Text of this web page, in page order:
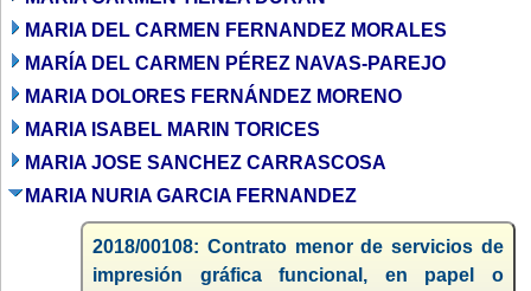
MARIA DEL CARMEN FERNANDEZ MORALES
MARÍA DEL CARMEN PÉREZ NAVAS-PAREJO
MARIA DOLORES FERNÁNDEZ MORENO
MARIA ISABEL MARIN TORICES
MARIA JOSE SANCHEZ CARRASCOSA
MARIA NURIA GARCIA FERNANDEZ
2018/00108: Contrato menor de servicios de
impresión gráfica funcional, en papel o